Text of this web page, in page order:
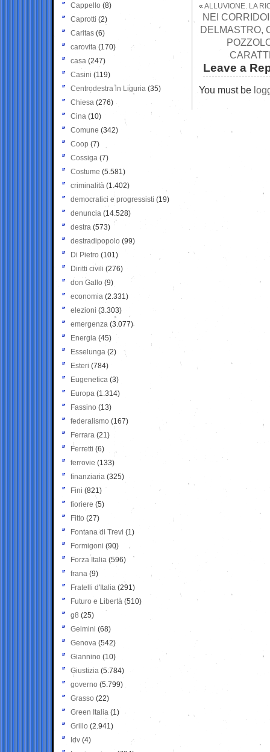
« ALLUVIONE. LA
NEI
DELMASTRO,
Leave a
You must be
Cappello (8)
Caprotti (2)
Caritas (6)
carovita (170)
casa (247)
Casini (119)
Centrodestra in Liguria (35)
Chiesa (276)
Cina (10)
Comune (342)
Coop (7)
Cossiga (7)
Costume (5.581)
criminalità (1.402)
democratici e progressisti (19)
denuncia (14.528)
destra (573)
destradipopolo (99)
Di Pietro (101)
Diritti civili (276)
don Gallo (9)
economia (2.331)
elezioni (3.303)
emergenza (3.077)
Energia (45)
Esselunga (2)
Esteri (784)
Eugenetica (3)
Europa (1.314)
Fassino (13)
federalismo (167)
Ferrara (21)
Ferretti (6)
ferrovie (133)
finanziaria (325)
Fini (821)
fioriere (5)
Fitto (27)
Fontana di Trevi (1)
Formigoni (90)
Forza Italia (596)
frana (9)
Fratelli d'Italia (291)
Futuro e Libertà (510)
g8 (25)
Gelmini (68)
Genova (542)
Giannino (10)
Giustizia (5.784)
governo (5.799)
Grasso (22)
Green Italia (1)
Grillo (2.941)
Idv (4)